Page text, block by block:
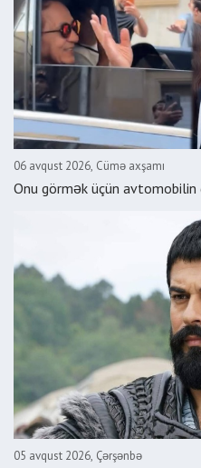
06 avqust 2026, Cümə axşamı
Onu görmək üçün avtomobilin
05 avqust 2026, Çərşənbə